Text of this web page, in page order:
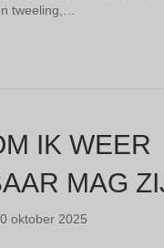
tweeling,…
IK WEER
MAG
oktober 2025